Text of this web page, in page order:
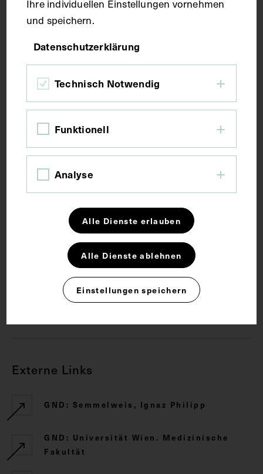
Maße
Bildmaß 24,3 x 18,2 cm
Kurzbeschreibung
Müller aus dem Jahr 1971. Neg I 237/9-15
Schlagwörter
Geburtshilfe Gynäkologie
Externe Links
GND: Semmelweis, Ignaz Philipp
GND: Universität Wien. Medizinische
Fakultät
Ihre individuellen Einstellungen vornehmen
und speichern.
Datenschutzerklärung
Technisch Notwendig
Funktionell
Analyse
Alle Dienste erlauben
Alle Dienste ablehnen
Einstellungen speichern